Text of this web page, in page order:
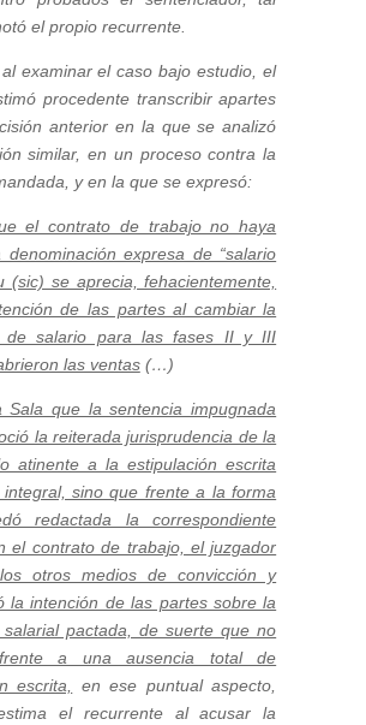
el propio recurrente.
examinar el caso bajo estudio, el
procedente transcribir apartes
anterior en la que se analizó
similar, en un proceso contra la
y en la que se expresó:
el contrato de trabajo no haya
denominación expresa de “salario
(sic) se aprecia, fehacientemente,
de las partes al cambiar la
de salario para las fases II y III
las ventas(…)
Sala que la sentencia impugnada
la reiterada jurisprudencia de la
atinente a la estipulación escrita
sino que frente a la forma
redactada la correspondiente
el contrato de trabajo, el juzgador
otros medios de convicción y
la intención de las partes sobre la
salarial pactada, de suerte que no
a una ausencia total de
escrita,
en ese puntual aspecto,
el recurrente al acusar la